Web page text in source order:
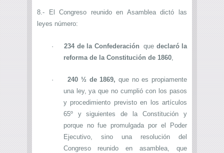
8.- El Congreso reunido en Asamblea dictó las
leyes número:
· 234 de la Confederación que declaró la
reforma de la Constitución de 1860,
· 240 ½ de 1869, que no es propiamente
una ley, ya que no cumplió con los pasos
y procedimiento previsto en los artículos
65º y siguientes de la Constitución y
porque no fue promulgada por el Poder
Ejecutivo, sino una resolución del
Congreso reunido en asamblea, que